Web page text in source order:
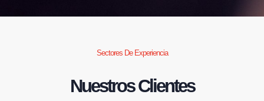
Sectores De Experiencia
Nuestros Clientes